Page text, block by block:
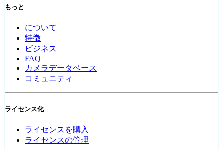
もっと
について
特徴
ビジネス
FAQ
カメラデータベース
コミュニティ
ライセンス化
ライセンスを購入
ライセンスの管理